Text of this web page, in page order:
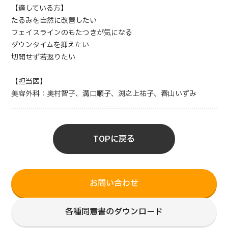
お問い合わせ
各種同意書のダウンロード
【適している方】
たるみを自然に改善したい
フェイスラインのもたつきが気になる
ダウンタイムを抑えたい
切開せず若返りたい
【担当医】
美容外科：奥村智子、溝口順子、渕之上祐子、春山いずみ
TOPに戻る